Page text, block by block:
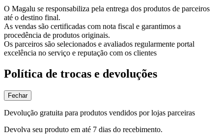
O Magalu se responsabiliza pela entrega dos produtos de parceiros
até o destino final.
As vendas são certificadas com nota fiscal e garantimos a
procedência de produtos originais.
Os parceiros são selecionados e avaliados regularmente portal
excelência no serviço e reputação com os clientes
Política de trocas e devoluções
Fechar
Devolução gratuita para produtos vendidos por lojas parceiras
Devolva seu produto em até 7 dias do recebimento.